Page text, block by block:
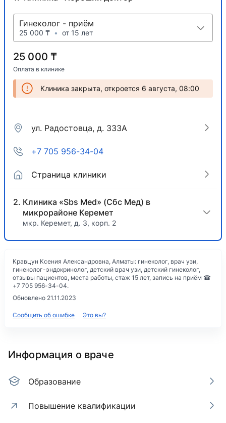
Гинеколог - приём
25 000 ₸ • от 15 лет
25 000 ₸
Оплата в клинике
Клиника закрыта, откроется 6 августа, 08:00
ул. Радостовца, д. 333А
+7 705 956-34-04
Страница клиники
Клиника «Sbs Med» (Сбс Мед) в
микрорайоне Керемет
мкр. Керемет, д. 3, корп. 2
Кравцун Ксения Александровна, Алматы: гинеколог, врач узи,
гинеколог-эндокринолог, детский врач узи, детский гинеколог,
отзывы пациентов, места работы, стаж 15 лет, запись на приём ☎
+7 705 956-34-04.
Обновлено 21.11.2023
Сообщить об ошибке Это вы?
Информация о враче
Образование
Повышение квалификации